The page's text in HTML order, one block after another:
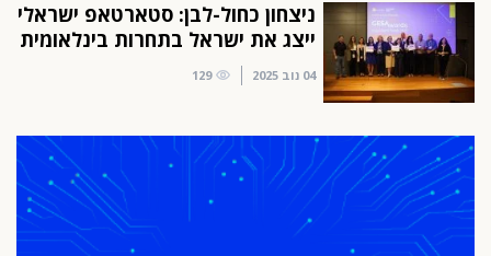
ניצחון כחול-לבן: סטארטאפ ישראלי
ייצג את ישראל בתחרות בינלאומית
04 נוב 2025 129